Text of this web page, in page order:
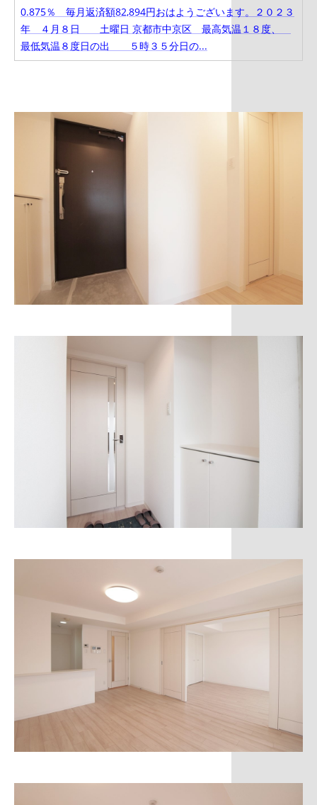
0.875％ 毎月返済額82,894円おはようございます。２０２３
年 ４月８日 土曜日 京都市中京区 最高気温１８度、
最低気温８度日の出 ５時３５分日の...